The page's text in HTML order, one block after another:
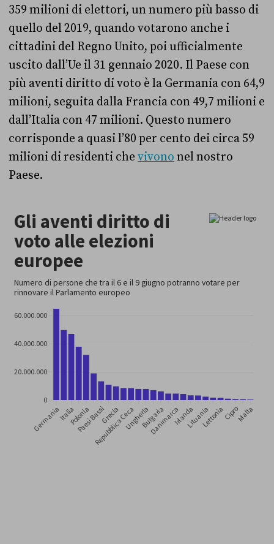
359 milioni di elettori, un numero più basso di
quello del 2019, quando votarono anche i
cittadini del Regno Unito, poi ufficialmente
uscito dall’Ue il 31 gennaio 2020. Il Paese con
più aventi diritto di voto è la Germania con 64,9
milioni, seguita dalla Francia con 49,7 milioni e
dall’Italia con 47 milioni. Questo numero
corrisponde a quasi l’80 per cento dei circa 59
milioni di residenti che vivono nel nostro
Paese.